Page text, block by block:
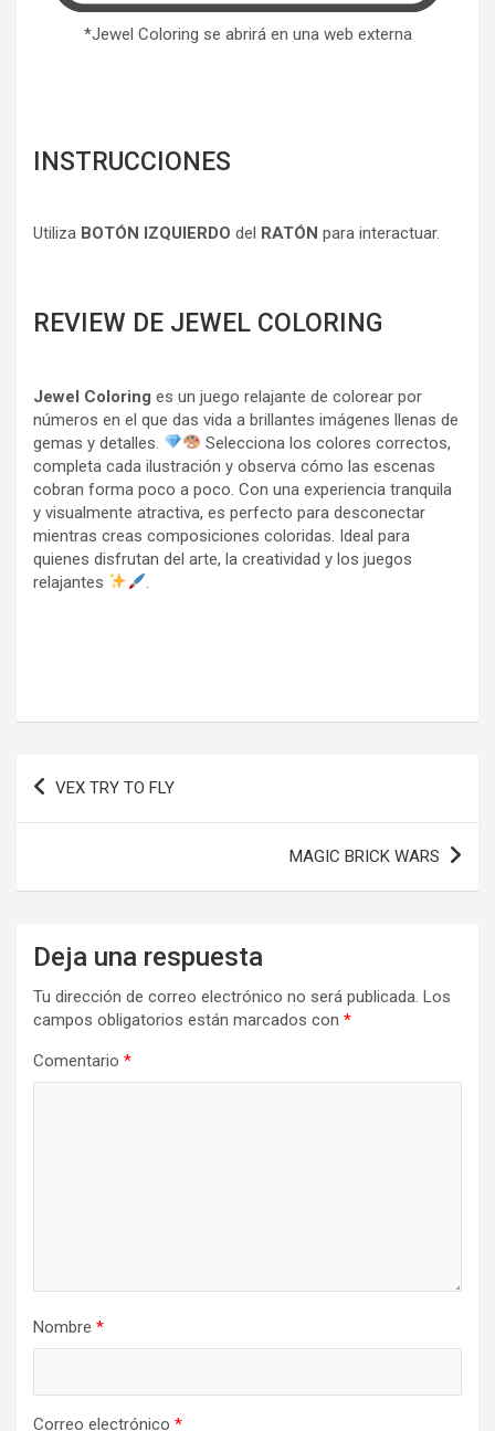
*Jewel Coloring se abrirá en una web externa
INSTRUCCIONES
Utiliza BOTÓN IZQUIERDO del RATÓN para interactuar.
REVIEW DE JEWEL COLORING
Jewel Coloring es un juego relajante de colorear por
números en el que das vida a brillantes imágenes llenas de
gemas y detalles.
Selecciona los colores correctos,
completa cada ilustración y observa cómo las escenas
cobran forma poco a poco. Con una experiencia tranquila
y visualmente atractiva, es perfecto para desconectar
mientras creas composiciones coloridas. Ideal para
quienes disfrutan del arte, la creatividad y los juegos
relajantes
.
Navegación
VEX TRY TO FLY
MAGIC BRICK WARS
Deja una respuesta
Tu dirección de correo electrónico no será publicada. Los
campos obligatorios están marcados con *
Comentario *
Nombre *
Correo electrónico *